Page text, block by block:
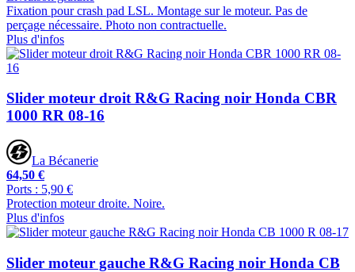
Fixation pour crash pad LSL. Montage sur le moteur. Pas de
perçage nécessaire. Photo non contractuelle.
Plus d'infos
Slider moteur droit R&G Racing noir Honda CBR
1000 RR 08-16
La Bécanerie
64,50 €
Ports : 5,90 €
Protection moteur droite. Noire.
Plus d'infos
Slider moteur gauche R&G Racing noir Honda CB